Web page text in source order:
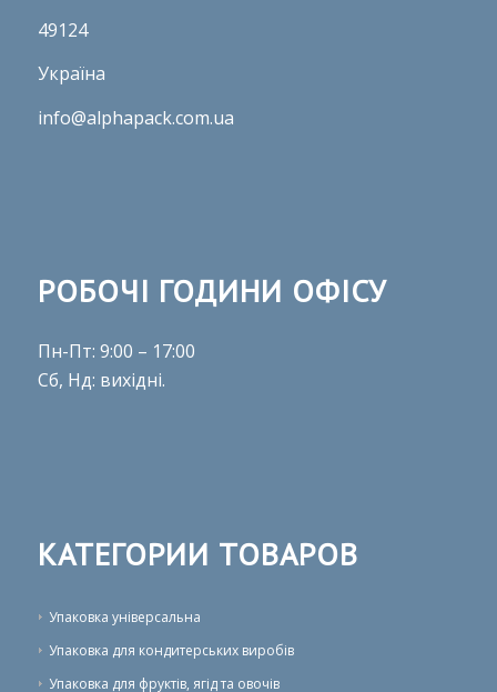
49124
Україна
info@alphapack.com.ua
РОБОЧІ ГОДИНИ ОФІСУ
Пн-Пт: 9:00 – 17:00
Сб, Нд: вихідні.
КАТЕГОРИИ ТОВАРОВ
Упаковка універсальна
Упаковка для кондитерських виробів
Упаковка для фруктів, ягід та овочів